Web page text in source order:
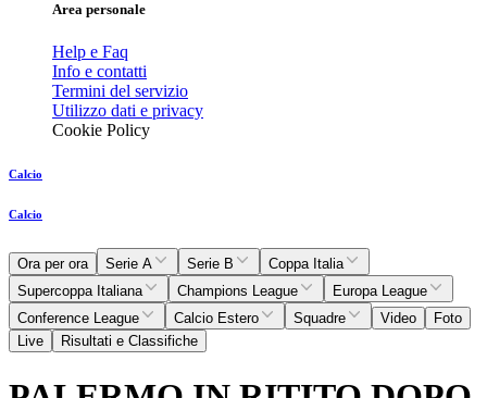
Area personale
Help e Faq
Info e contatti
Termini del servizio
Utilizzo dati e privacy
Cookie Policy
Calcio
Calcio
Ora per ora Serie A Serie B
Coppa Italia
Supercoppa Italiana
Champions League
Europa League
Conference League
Calcio Estero Squadre Video
Foto
Live
Risultati e Classifiche